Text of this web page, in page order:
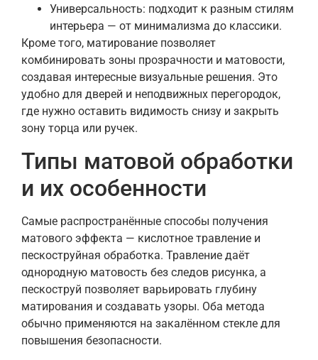
Универсальность: подходит к разным стилям
интерьера — от минимализма до классики.
Кроме того, матирование позволяет
комбинировать зоны прозрачности и матовости,
создавая интересные визуальные решения. Это
удобно для дверей и неподвижных перегородок,
где нужно оставить видимость снизу и закрыть
зону торца или ручек.
Типы матовой обработки
и их особенности
Самые распространённые способы получения
матового эффекта — кислотное травление и
пескоструйная обработка. Травление даёт
однородную матовость без следов рисунка, а
пескоструй позволяет варьировать глубину
матирования и создавать узоры. Оба метода
обычно применяются на закалённом стекле для
повышения безопасности.